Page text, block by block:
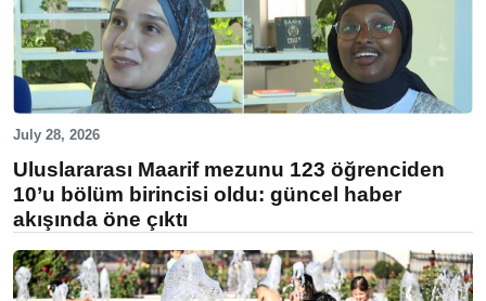
July 28, 2026
Uluslararası Maarif mezunu 123 öğrenciden
10’u bölüm birincisi oldu: güncel haber
akışında öne çıktı